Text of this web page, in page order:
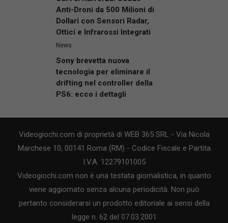
Anti-Droni da 500 Milioni di
Dollari con Sensori Radar,
Ottici e Infrarossi Integrati
News
Sony brevetta nuova
tecnologia per eliminare il
drifting nel controller della
PS6: ecco i dettagli
Videogiochi.com di proprietà di WEB 365 SRL - Via Nicola
Marchese 10, 00141 Roma (RM) - Codice Fiscale e Partita
I.V.A. 12279101005
Videogiochi.com non è una testata giornalistica, in quanto
viene aggiornato senza alcuna periodicità. Non può
pertanto considerarsi un prodotto editoriale ai sensi della
legge n. 62 del 07.03.2001